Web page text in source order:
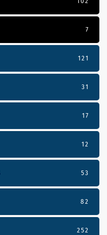
7
121
31
17
12
53
82
252